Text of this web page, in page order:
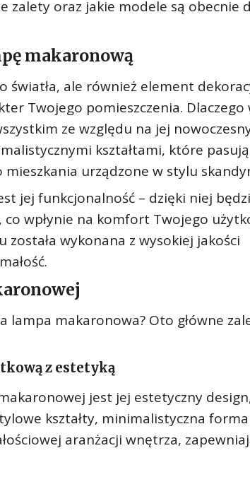
zalety oraz jakie modele są obecnie
makaronową
ale również element
Twojego pomieszczenia.
ze względu na jej
kształtami, które
urządzone w stylu
jej funkcjonalność – dzięki niej
wpłynie na komfort Twojego
wykonana z wysokiej jakości
lampa makaronowa? Oto główne
z estetyką
jest jej estetyczny
kształty, minimalistyczna
aranżacji wnętrza,